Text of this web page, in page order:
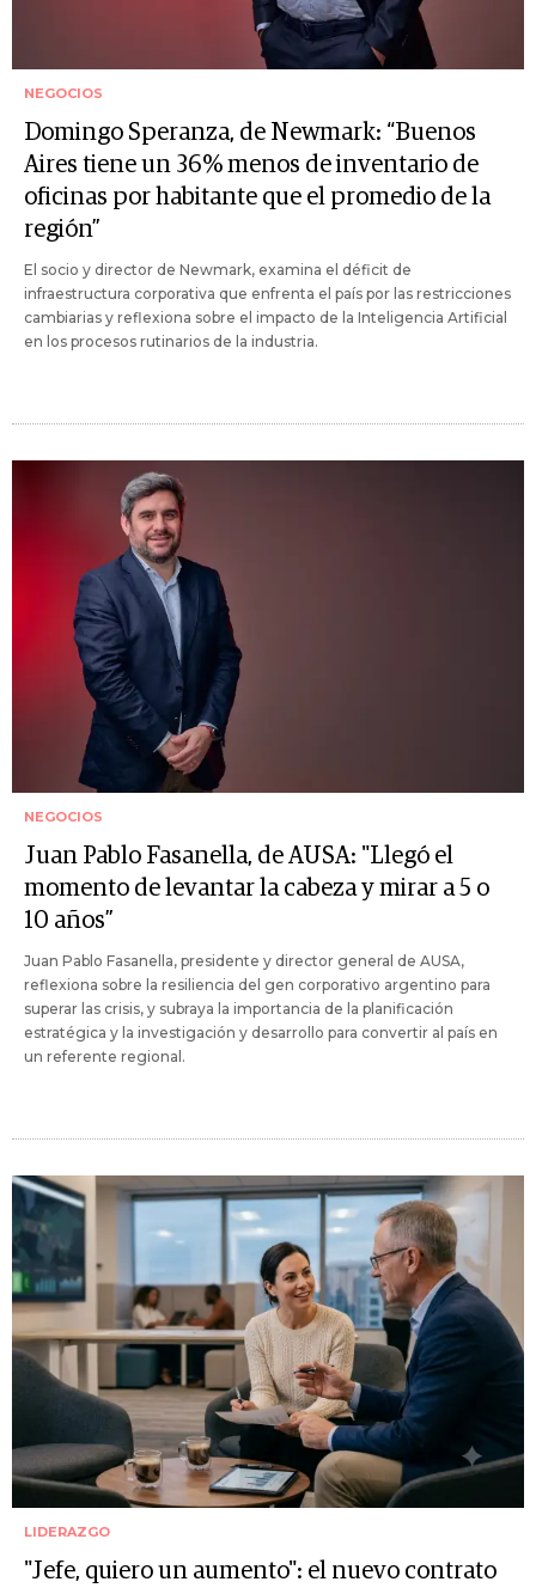
NEGOCIOS
Domingo Speranza, de Newmark: “Buenos
Aires tiene un 36% menos de inventario de
oficinas por habitante que el promedio de la
región”
El socio y director de Newmark, examina el déficit de
infraestructura corporativa que enfrenta el país por las restricciones
cambiarias y reflexiona sobre el impacto de la Inteligencia Artificial
en los procesos rutinarios de la industria.
NEGOCIOS
Juan Pablo Fasanella, de AUSA: "Llegó el
momento de levantar la cabeza y mirar a 5 o
10 años”
Juan Pablo Fasanella, presidente y director general de AUSA,
reflexiona sobre la resiliencia del gen corporativo argentino para
superar las crisis, y subraya la importancia de la planificación
estratégica y la investigación y desarrollo para convertir al país en
un referente regional.
LIDERAZGO
"Jefe, quiero un aumento": el nuevo contrato